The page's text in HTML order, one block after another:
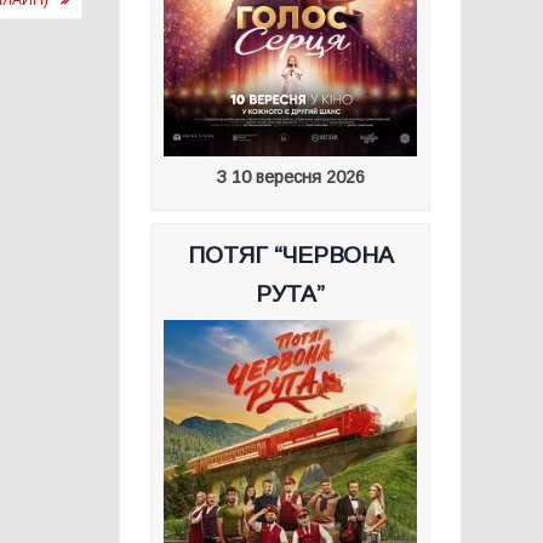
З 10 вересня 2026
ПОТЯГ “ЧЕРВОНА
РУТА”